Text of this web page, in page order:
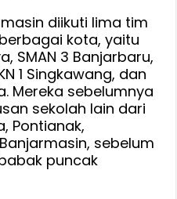
1
Balikpapan
Juara
Regional
Kalimantan
diikuti lima tim
kota, yaitu
SMAN 3 Banjarbaru,
1 Singkawang, dan
Mereka sebelumnya
sekolah lain dari
Pontianak,
sebelum
puncak